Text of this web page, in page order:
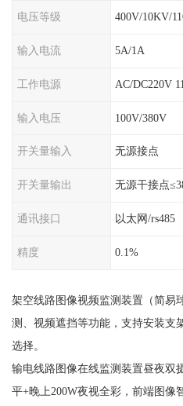
电压等级 400V/10KV/
输入电流 5A/1A
工作电源 AC/DC220V
输入电压 100V/380V
开关量输入 无源接点
开关量输出 无源干接点
通讯接口 以太网/rs485
精度 0.1%
架空线路图像视频监测装置（简易
测、视频遮挡等功能，支持安装支
选择。
输电线路图像在线监测装置昼夜双
平+晚上200W夜视全彩，前端图像